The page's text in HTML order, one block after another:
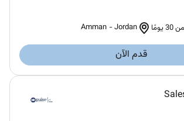
Amman -Jordan
قدم الآن